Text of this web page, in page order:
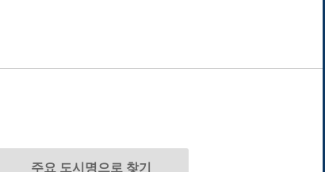
주요 도시명으로 찾기